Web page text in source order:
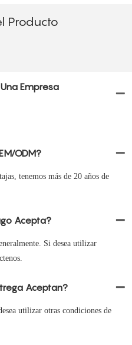
Producto
Empresa
ODM?
tenemos más de 20 años de
Acepta?
Si desea utilizar
Aceptan?
utilizar otras condiciones de